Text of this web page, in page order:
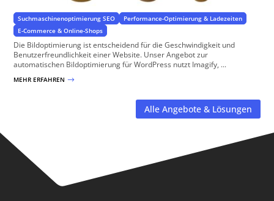
Suchmaschinenoptimierung SEO
Performance-Optimierung & Ladezeiten
E-Commerce & Online-Shops
Die Bildoptimierung ist entscheidend für die Geschwindigkeit und
Benutzerfreundlichkeit einer Website. Unser Angebot zur
automatischen Bildoptimierung für WordPress nutzt Imagify, ...
MEHR ERFAHREN $
Alle Angebote & Lösungen